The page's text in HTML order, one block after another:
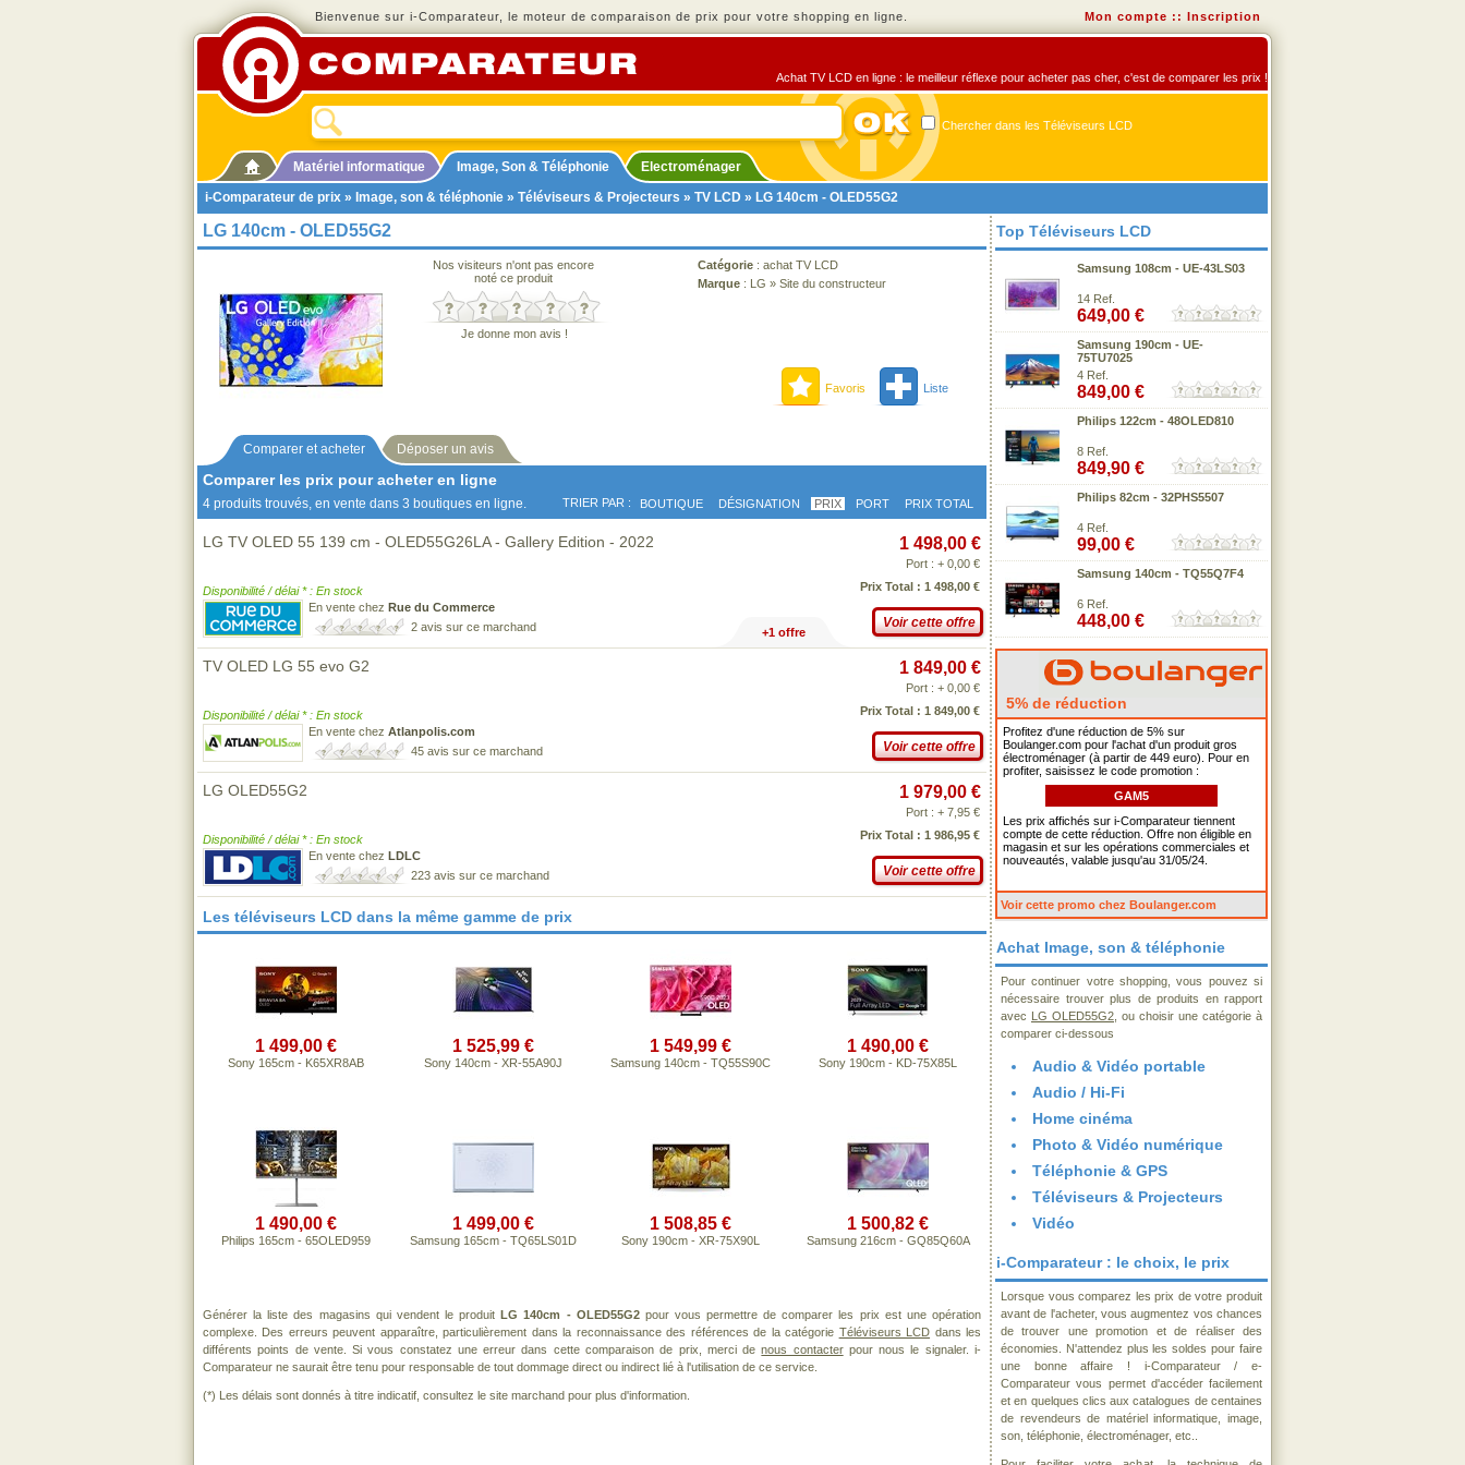
Bienvenue sur i-Comparateur, le moteur de comparaison de prix pour votre shopping en ligne. Mon compte :: Inscription
Achat TV LCD en ligne : le meilleur réflexe pour acheter pas cher, c'est de comparer les prix !
Chercher dans les Téléviseurs LCD
Matériel informatique Image, Son & Téléphonie
Electroménager
i-Comparateur de prix » Image, son & téléphonie » Téléviseurs & Projecteurs » TV LCD » LG 140cm - OLED55G2
LG 140cm - OLED55G2
Nos visiteurs n'ont pas encore
noté ce produit
Je donne mon avis !
Catégorie : achat TV LCD
Marque : LG » Site du constructeur
Favoris Liste
Comparer et acheter Déposer un avis
Comparer les prix pour acheter en ligne
4 produits trouvés, en vente dans 3 boutiques en ligne. TRIER PAR : BOUTIQUE DÉSIGNATION PRIX PORT PRIX TOTAL
LG TV OLED 55 139 cm - OLED55G26LA - Gallery Edition - 2022
Disponibilité / délai * : En stock
En vente chez Rue du Commerce
2 avis sur ce marchand
1 498,00 €
Port : + 0,00 €
Prix Total : 1 498,00 €
Voir cette offre
+1 offre
TV OLED LG 55 evo G2
Disponibilité / délai * : En stock
En vente chez Atlanpolis.com
45 avis sur ce marchand
1 849,00 €
Port : + 0,00 €
Prix Total : 1 849,00 €
Voir cette offre
LG OLED55G2
Disponibilité / délai * : En stock
En vente chez LDLC
223 avis sur ce marchand
1 979,00 €
Port : + 7,95 €
Prix Total : 1 986,95 €
Voir cette offre
Les téléviseurs LCD dans la même gamme de prix
1 499,00 €
Sony 165cm - K65XR8AB
1 525,99 €
Sony 140cm - XR-55A90J
1 549,99 €
Samsung 140cm - TQ55S90C
1 490,00 €
Sony 190cm - KD-75X85L
1 490,00 €
Philips 165cm - 65OLED959
1 499,00 €
Samsung 165cm - TQ65LS01D
1 508,85 €
Sony 190cm - XR-75X90L
1 500,82 €
Samsung 216cm - GQ85Q60A
Générer la liste des magasins qui vendent le produitLG 140cm - OLED55G2pour vous permettre de comparer les prix est une opération
complexe. Des erreurs peuvent apparaître, particulièrement dans la reconnaissance des références de la catégorie Téléviseurs LCD dans les
différents points de vente. Si vous constatez une erreur dans cette comparaison de prix, merci denous contacterpour nous le signaler. i-
Comparateur ne saurait être tenu pour responsable de tout dommage direct ou indirect lié à l'utilisation de ce service.
(*) Les délais sont donnés à titre indicatif, consultez le site marchand pour plus d'information.
Top Téléviseurs LCD
Samsung 108cm - UE-43LS03
14 Ref.
649,00 €
Samsung 190cm - UE-
75TU7025
4 Ref.
849,00 €
Philips 122cm - 48OLED810
8 Ref.
849,90 €
Philips 82cm - 32PHS5507
4 Ref.
99,00 €
Samsung 140cm - TQ55Q7F4
6 Ref.
448,00 €
5% de réduction
Profitez d'une réduction de 5% sur
Boulanger.com pour l'achat d'un produit gros
électroménager (à partir de 449 euro). Pour en
profiter, saisissez le code promotion :
GAM5
Les prix affichés sur i-Comparateur tiennent
compte de cette réduction. Offre non éligible en
magasin et sur les opérations commerciales et
nouveautés, valable jusqu'au 31/05/24.
Voir cette promo chez Boulanger.com
Achat Image, son & téléphonie
Pour continuer votre shopping, vous pouvez si
nécessaire trouver plus de produits en rapport
avec LG OLED55G2 , ou choisir une catégorie à
comparer ci-dessous
Audio & Vidéo portable
Audio / Hi-Fi
Home cinéma
Photo & Vidéo numérique
Téléphonie & GPS
Téléviseurs & Projecteurs
Vidéo
i-Comparateur : le choix, le prix
Lorsque vous comparez les prix de votre produit
avant de l'acheter, vous augmentez vos chances
de trouver une promotion et de réaliser des
économies. N'attendez plus les soldes pour faire
une bonne affaire ! i-Comparateur / e-
Comparateur vous permet d'accéder facilement
et en quelques clics aux catalogues de centaines
de revendeurs de matériel informatique, image,
son, téléphonie, électroménager, etc..